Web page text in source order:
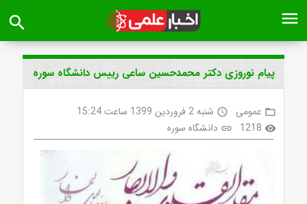
menu
search
پیام نوروزی دکتر محمدحسین ساعی رییس دانشگاه سوره
folder_open عمومی access_time شنبه 2 فروردین 1399 ساعت 15:24
visibility
1218
link دانشگاه سوره